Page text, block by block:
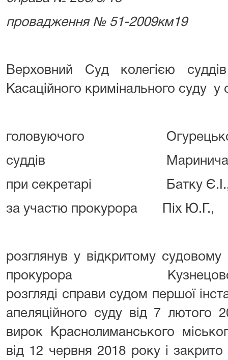
провадження № 51-2009км19
Верховний Суд колегією
Касаційного кримінального суду у
головуючого
суддів Маринича В.К.,
при секретарі Батку
за участю прокурора Піх Ю.Г.,
розглянув у відкритому судовому
прокурора Кузнецової
розгляді справи судом першої
апеляційного суду від 7 лютого
вирок Краснолиманського
від 12 червня 2018 року і